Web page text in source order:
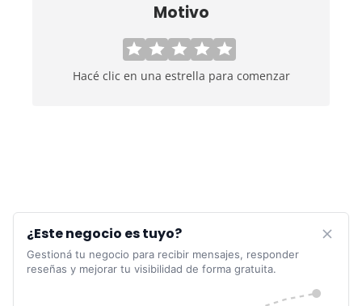
Motivo
Hacé clic en una estrella para comenzar
¿Este negocio es tuyo?
Gestioná tu negocio para recibir mensajes, responder
reseñas y mejorar tu visibilidad de forma gratuita.